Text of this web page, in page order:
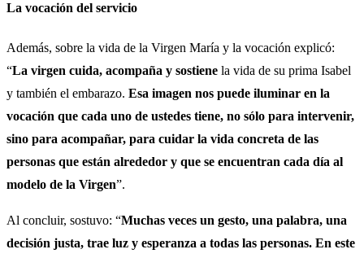
La vocación del servicio
Además, sobre la vida de la Virgen María y la vocación explicó:
“La virgen cuida, acompaña y sostiene la vida de su prima Isabel
y también el embarazo. Esa imagen nos puede iluminar en la
vocación que cada uno de ustedes tiene, no sólo para intervenir,
sino para acompañar, para cuidar la vida concreta de las
personas que están alrededor y que se encuentran cada día al
modelo de la Virgen”.
Al concluir, sostuvo: “Muchas veces un gesto, una palabra, una
decisión justa, trae luz y esperanza a todas las personas. En este